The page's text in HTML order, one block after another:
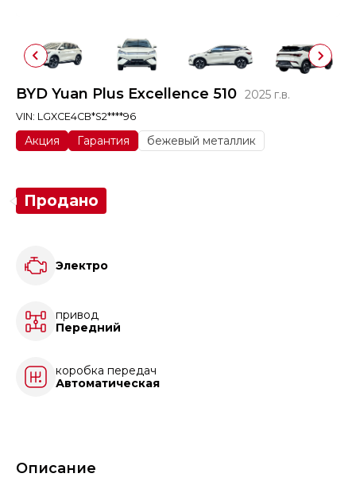
BYD Yuan Plus Excellence 510 2025 г.в.
VIN: LGXCE4CB*S2****96
Акция Гарантия бежевый металлик
Продано
Электро
привод
Передний
коробка передач
Автоматическая
Описание